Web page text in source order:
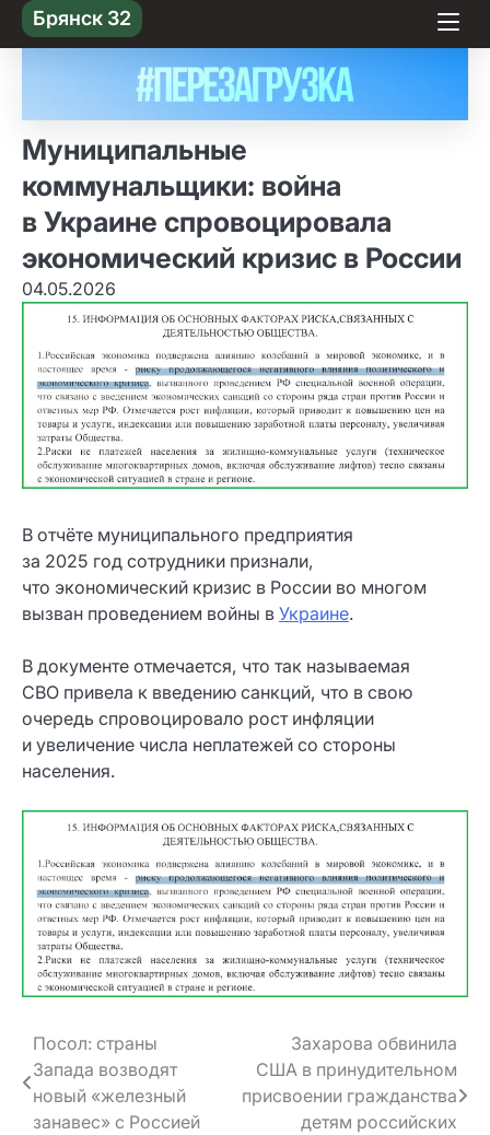
Skip
to content
Брянск 32
Муниципальные
коммунальщики: война
в Украине спровоцировала
экономический кризис в России
04.05.2026
В отчёте муниципального предприятия
за 2025 год сотрудники признали,
что экономический кризис в России во многом
вызван проведением войны в Украине.
В документе отмечается, что так называемая
СВО привела к введению санкций, что в свою
очередь спровоцировало рост инфляции
и увеличение числа неплатежей со стороны
населения.
Навигация
по записям
Посол: страны
Запада возводят
новый «железный
занавес» с Россией
Захарова обвинила
США в принудительном
присвоении гражданства
детям российских